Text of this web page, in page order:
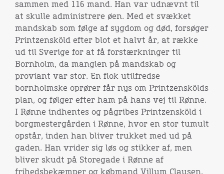
sammen med 116 mand. Han var udnævnt til
at skulle administrere øen. Med et svækket
mandskab som følge af sygdom og død, forsøger
Printzensköld efter blot et halvt år, at række
ud til Sverige for at få forstærkninger til
Bornholm, da manglen på mandskab og
proviant var stor. En flok utilfredse
bornholmske oprører får nys om Printzenskölds
plan, og følger efter ham på hans vej til Rønne.
I Rønne indhentes og pågribes Printzensköld i
borgmestergården i Rønne, hvor en stor tumult
opstår, inden han bliver trukket med ud på
gaden. Han vrider sig løs og stikker af, men
bliver skudt på Storegade i Rønne af
frihedsbekæmper og købmand Villum Clausen.